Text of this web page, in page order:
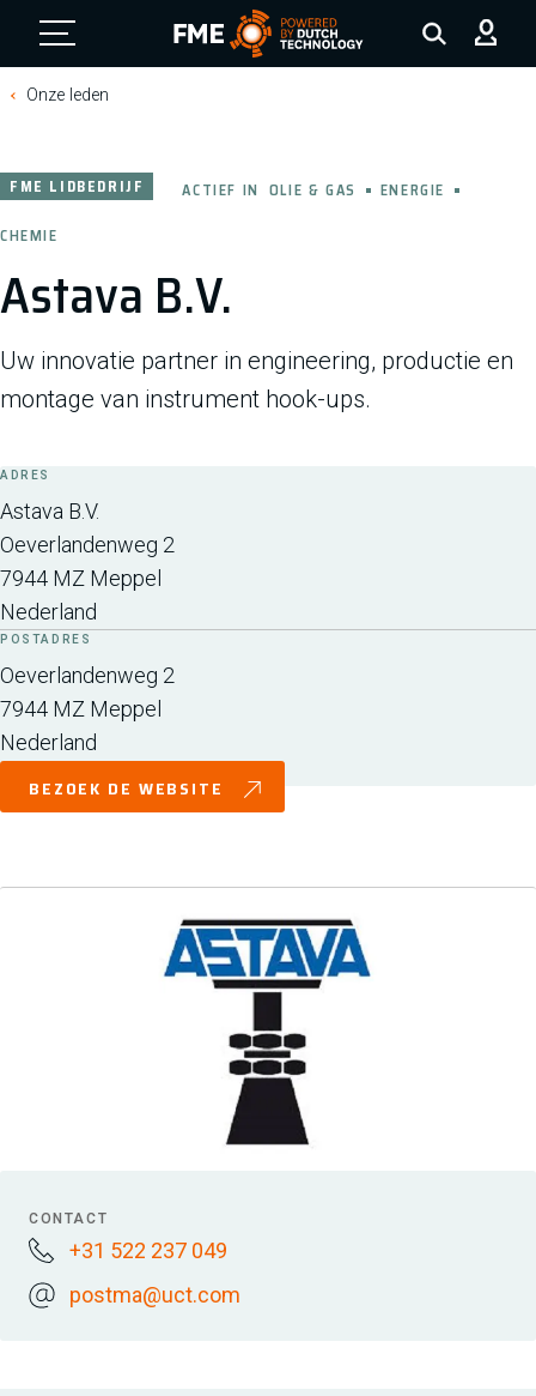
FME Logo, to the homepage
Onze leden
Astava B.V.
FME LIDBEDRIJF ACTIEF IN OLIE & GAS
ENERGIE
CHEMIE
Uw innovatie partner in engineering, productie en
montage van instrument hook-ups.
ADRES
Astava B.V.
Oeverlandenweg 2
7944 MZ Meppel
Nederland
POSTADRES
Oeverlandenweg 2
7944 MZ Meppel
Nederland
BEZOEK DE WEBSITE
CONTACT
+31 522 237 049
postma@uct.com